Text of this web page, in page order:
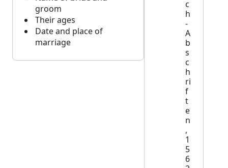
groom
Their ages
Date and place of
marriage
c
h
-
A
b
s
c
h
ri
f
t
e
n
,
1
5
6